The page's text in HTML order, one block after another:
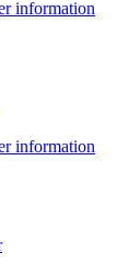
information
information